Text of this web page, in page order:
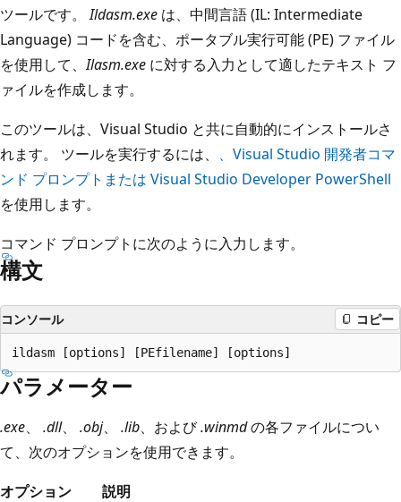
ツールです。Ildasm.exe は、中間言語 (IL: Intermediate
Language) コードを含む、ポータブル実行可能 (PE) ファイル
を使用して、Ilasm.exe に対する入力として適したテキスト フ
ァイルを作成します。
このツールは、Visual Studio と共に自動的にインストールさ
れます。 ツールを実行するには、 、Visual Studio 開発者コマ
ンド プロンプトまたは Visual Studio Developer PowerShell
を使用します。
コマンド プロンプトに次のように入力します。
構文
コンソール コピー
パラメーター
.exe、 .dll、 .obj、 .lib、および.winmdの各ファイルについ
て、次のオプションを使用できます。
オプション
説明